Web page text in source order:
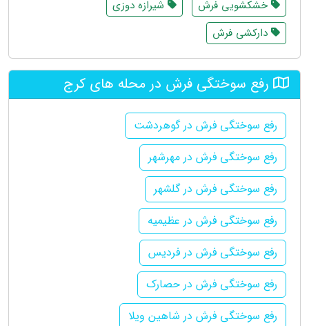
خشکشویی فرش
شیرازه دوزی
دارکشی فرش
رفع سوختگی فرش در محله های کرج
رفع سوختگی فرش در گوهردشت
رفع سوختگی فرش در مهرشهر
رفع سوختگی فرش در گلشهر
رفع سوختگی فرش در عظیمیه
رفع سوختگی فرش در فردیس
رفع سوختگی فرش در حصارک
رفع سوختگی فرش در شاهین ویلا